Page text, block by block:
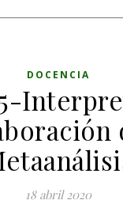
DOCENCIA
18 abril 2020